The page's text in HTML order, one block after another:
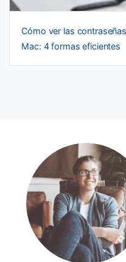
Cómo ver las
Mac: 4 formas eficientes